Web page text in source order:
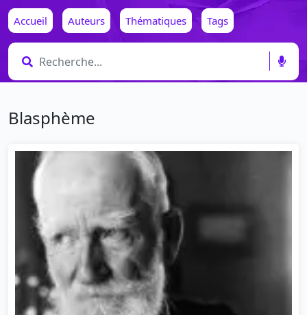
Accueil Auteurs Thématiques Tags
Blasphème